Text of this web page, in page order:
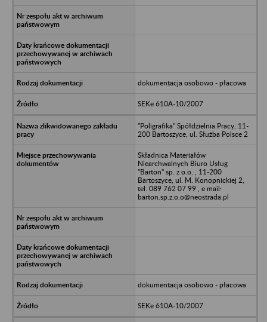
dokumentacja osobowo - płacowa
SEKe 610A-10/2007
"Poligrafika" Spółdzielnia Pracy, 11-
200 Bartoszyce, ul. Służba Polsce 2
Składnica Materiałów
Niearchwalnych Biuro Usług
"Barton" sp. z o.o. , 11-200
Bartoszyce, ul. M. Konopnickiej 2,
tel. 089 762 07 99 , e mail:
barton.sp.z.o.o@neostrada.pl
dokumentacja osobowo - płacowa
SEKe 610A-10/2007